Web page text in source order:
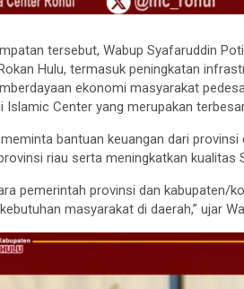
tersebut, Wabup Syafaruddin
Hulu, termasuk peningkatan
ekonomi masyarakat
Islamic Center yang merupakan
bantuan keuangan dari
riau serta meningkatkan
pemerintah provinsi dan kabupaten/
masyarakat di daerah,” ujar